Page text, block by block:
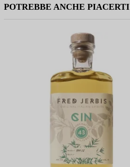
POTREBBE ANCHE PIACERTI